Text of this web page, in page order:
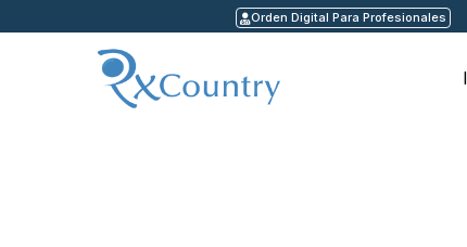
Orden Digital Para Profesionales